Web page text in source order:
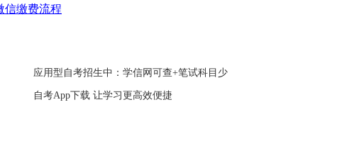
信缴费流程
应用型自考招生中：学信网可查+笔试科目少
自考App下载 让学习更高效便捷